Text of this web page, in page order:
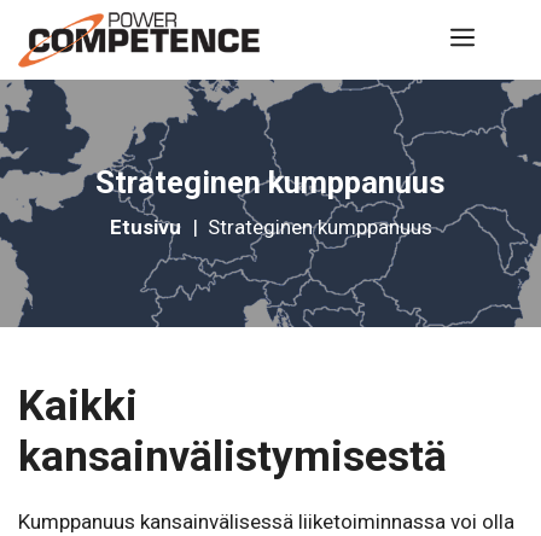
sisältöön
Strateginen kumppanuus
Etusivu | Strateginen kumppanuus
Kaikki
kansainvälistymisestä
Kumppanuus kansainvälisessä liiketoiminnassa voi olla